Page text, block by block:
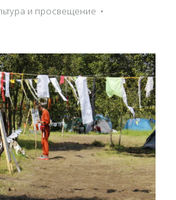
и просвещение ·